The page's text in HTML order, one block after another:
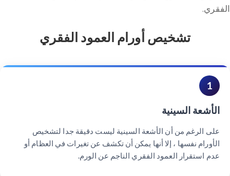
الفقري.
تشخيص أورام العمود الفقري
1
الأشعة السينية
على الرغم من أن الأشعة السينية ليست دقيقة جدا لتشخيص
الأورام نفسها ، إلا أنها يمكن أن تكشف عن تغيرات في العظام أو
عدم استقرار العمود الفقري الناجم عن الورم.